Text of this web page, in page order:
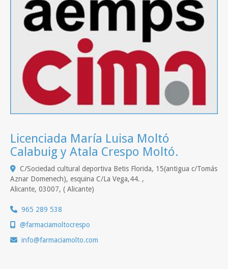
Licenciada María Luisa Moltó
Calabuig y Atala Crespo Moltó.
C/Sociedad cultural deportiva Betis Florida, 15(antigua c/Tomás
Aznar Domenech), esquina C/La Vega,44. ,
Alicante, 03007, ( Alicante)
965 289 538
@farmaciamoltocrespo
info
farmaciamolto.com